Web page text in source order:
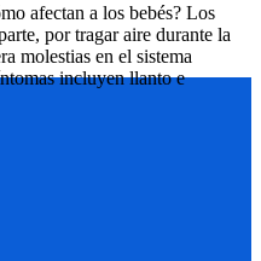
afectan a los bebés? Los
por tragar aire durante la
molestias en el sistema
incluyen llanto e